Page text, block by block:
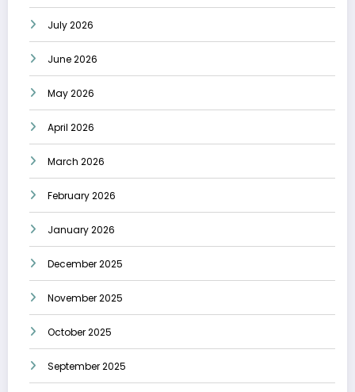
July 2026
June 2026
May 2026
April 2026
March 2026
February 2026
January 2026
December 2025
November 2025
October 2025
September 2025